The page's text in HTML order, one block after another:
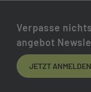
Verpasse
angebot
JETZT ANMELDEN